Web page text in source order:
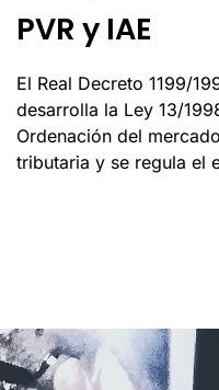
PVR y IAE
El Real Decreto 1199/
desarrolla la Ley 13/
Ordenación del
tributaria y se regula el